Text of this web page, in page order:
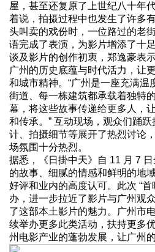
屋，甚至还复原了上世纪八十年
着说，拍摄过程中也发生了许多
头叫卖的戏份时，一位路过的老
语完成了表演，为影片增添了十足
谈及影片的创作初衷，郑逸豪表
广州的历史底蕴与时代活力，让
和城市精神。“广州是一座充满温
街道、每一栋建筑都承载着独特
幕，将这些故事传递给更多人，
和传承。” 互动现场，观众们踊
计、拍摄细节等展开了热烈讨论
场氛围十分热烈。
据悉，《日掛中天》自 11 月 7
的故事、细腻的情感和鲜明的地
好评和业内的高度认可。此次 “
办，进一步拉近了影片与广州观
了这部本土影片的魅力。广州市
续举办更多此类活动，扶持更多
州电影产业的蓬勃发展，让广州